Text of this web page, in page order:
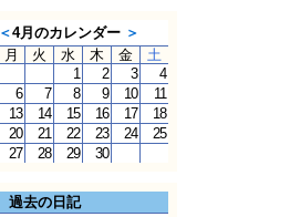
＜4月のカレンダー ＞
月 火 水 木 金
土
1
2 3
4
6 7 8 9 10
11
13 14 15 16 17
18
20 21 22 23 24
25
27 28 29 30
過去の日記